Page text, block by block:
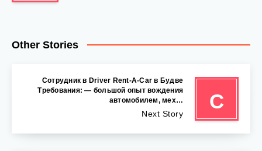
Other Stories
С
Сотрудник в Driver Rent-A-Car в Будве
Требования: — большой опыт вождения
автомобилем, мех…
Next Story